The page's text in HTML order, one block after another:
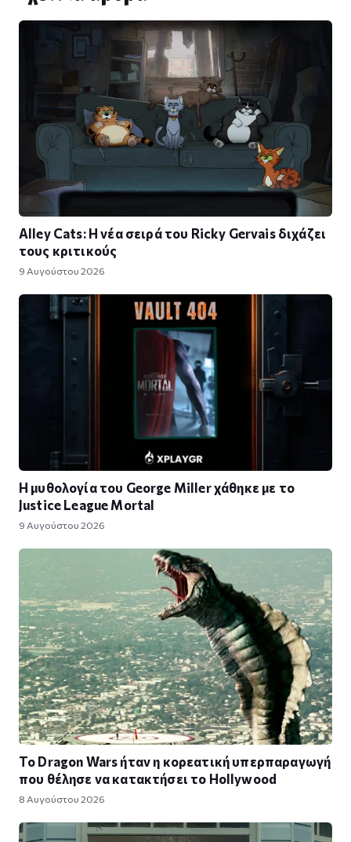
Alley Cats: Η νέα σειρά του Ricky Gervais διχάζει
τους κριτικούς
9 Αυγούστου 2026
Η μυθολογία του George Miller χάθηκε με το
Justice League Mortal
9 Αυγούστου 2026
Το Dragon Wars ήταν η κορεατική υπερπαραγωγή
που θέλησε να κατακτήσει το Hollywood
8 Αυγούστου 2026